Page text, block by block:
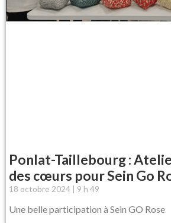
Ponlat-Taillebourg :
des cœurs pour Sein Go
18 octobre 2024 9 h 49
Une belle participation à Sein GO Rose